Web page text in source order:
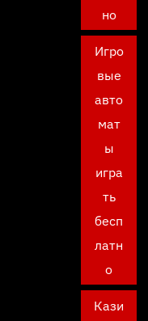
но
Игро
вые
авто
мат
ы
игра
ть
бесп
латн
о
Кази